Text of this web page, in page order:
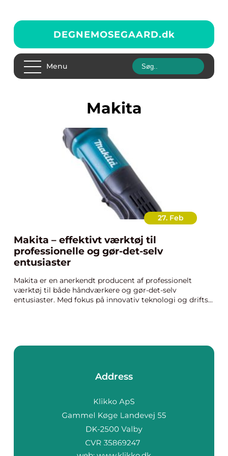
DEGNEMOSEGAARD.dk
Menu
makita
27. Feb
Makita – effektivt værktøj til
professionelle og gør-det-selv
entusiaster
Makita er en anerkendt producent af professionelt
værktøj til både håndværkere og gør-det-selv
entusiaster. Med fokus på innovativ teknologi og drifts...
Address